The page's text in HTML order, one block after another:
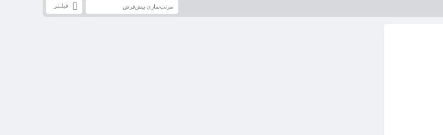
فیلـتر